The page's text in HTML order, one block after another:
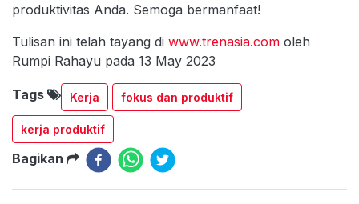
produktivitas Anda. Semoga bermanfaat!
Tulisan ini telah tayang di www.trenasia.com oleh
Rumpi Rahayu pada 13 May 2023
Tags Kerja fokus dan produktif
kerja produktif
Bagikan